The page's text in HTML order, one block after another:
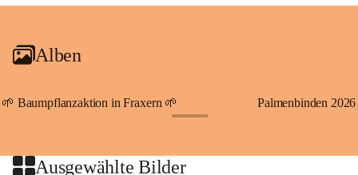
An Samstagen, Sonn- und Feiertagen können Sie bequem
persönlichen Linienbus zur gewünschten Zeit zu Ihrer
Haltestelle bestellen. Sowohl von Weiler kommend nach
beide Fahrten Weiler-Fraxern-Weiler.
Alben
🌱 Baumpflanzaktion in Fraxern 🌱 Palmenbinden 2026
Ausgewählte Bilder